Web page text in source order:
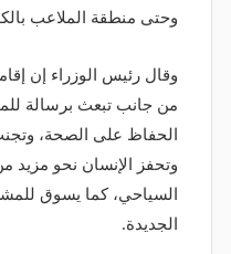
وحتى منطقة الملاعب
وقال رئيس الوزراء إن
من جانب تبعث برسالة
الحفاظ على الصحة،
وتحفز الإنسان نحو مزيد
السياحي، كما يسوق
الجديدة.